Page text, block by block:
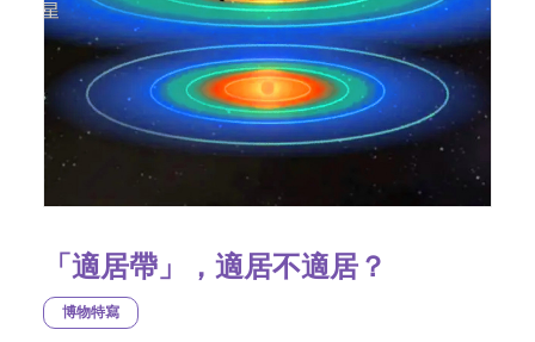
「適居帶」，適居不適居？
博物特寫